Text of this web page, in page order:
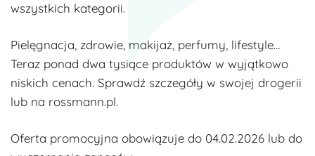
wszystkich kategorii.
Pielęgnacja, zdrowie, makijaż, perfumy, lifestyle…
Teraz ponad dwa tysiące produktów w wyjątkowo
niskich cenach. Sprawdź szczegóły w swojej drogerii
lub na rossmann.pl.
Oferta promocyjna obowiązuje do 04.02.2026 lub do